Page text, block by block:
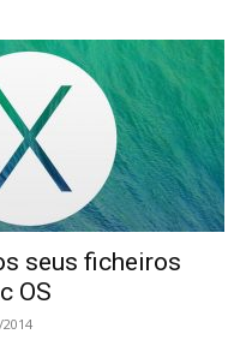
seus ficheiros
OS